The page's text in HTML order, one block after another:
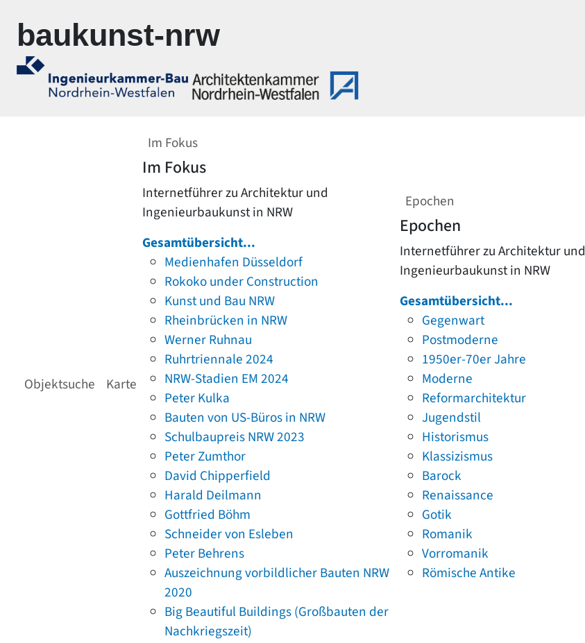
baukunst-nrw
Objektsuche Karte
Im Fokus
Im Fokus
Internetführer zu Architektur und
Ingenieurbaukunst in NRW
Gesamtübersicht...
Medienhafen Düsseldorf
Rokoko under Construction
Kunst und Bau NRW
Rheinbrücken in NRW
Werner Ruhnau
Ruhrtriennale 2024
NRW-Stadien EM 2024
Peter Kulka
Bauten von US-Büros in NRW
Schulbaupreis NRW 2023
Peter Zumthor
David Chipperfield
Harald Deilmann
Gottfried Böhm
Schneider von Esleben
Peter Behrens
Auszeichnung vorbildlicher Bauten NRW
2020
Big Beautiful Buildings (Großbauten der
Nachkriegszeit)
Epochen
Epochen
Internetführer zu Architektur und
Ingenieurbaukunst in NRW
Gesamtübersicht...
Gegenwart
Postmoderne
1950er-70er Jahre
Moderne
Reformarchitektur
Jugendstil
Historismus
Klassizismus
Barock
Renaissance
Gotik
Romanik
Vorromanik
Römische Antike